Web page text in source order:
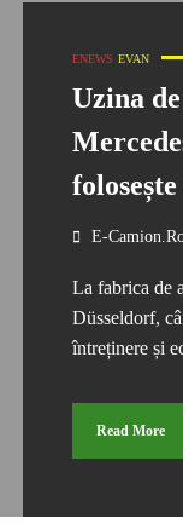
ENEWS EVAN
Uzina
E-
La fabrica de
Düsseldorf,
întreținere și
Read More